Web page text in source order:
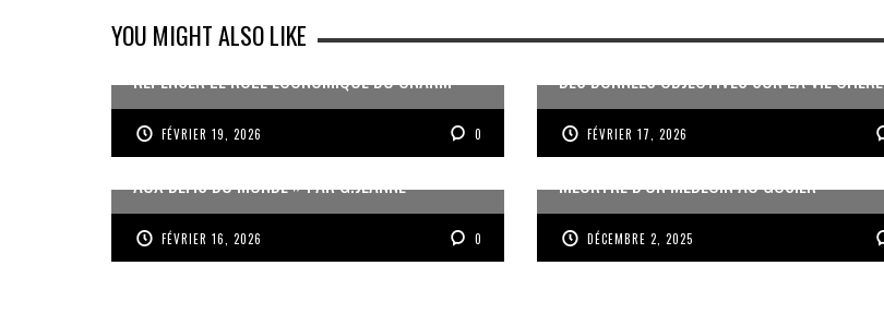
YOU MIGHT ALSO LIKE
REPENSER LE RÔLE ÉCONOMIQUE DU CNARM
FÉVRIER 19, 2026 0
DES DONNÉES OBJECTIVES SUR LA VIE CHÈRE
FÉVRIER 17, 2026
« UN GOSIER FIER, FORT ET RESPONSABLE FACE
AUX DÉFIS DU MONDE » PAR G.JEANNE
FÉVRIER 16, 2026 0
MEURTRE D’UN MÉDECIN AU GOSIER
DÉCEMBRE 2, 2025